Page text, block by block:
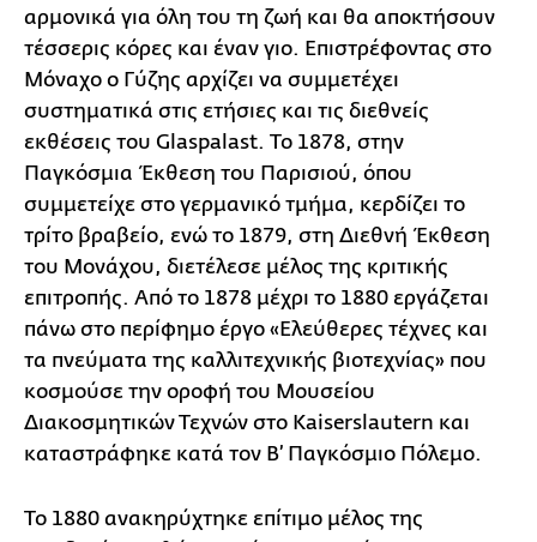
αρμονικά για όλη του τη ζωή και θα αποκτήσουν
τέσσερις κόρες και έναν γιο. Επιστρέφοντας στο
Μόναχο ο Γύζης αρχίζει να συμμετέχει
συστηματικά στις ετήσιες και τις διεθνείς
εκθέσεις του Glaspalast. Το 1878, στην
Παγκόσμια Έκθεση του Παρισιού, όπου
συμμετείχε στο γερμανικό τμήμα, κερδίζει το
τρίτο βραβείο, ενώ το 1879, στη Διεθνή Έκθεση
του Μονάχου, διετέλεσε μέλος της κριτικής
επιτροπής. Από το 1878 μέχρι το 1880 εργάζεται
πάνω στο περίφημο έργο «Ελεύθερες τέχνες και
τα πνεύματα της καλλιτεχνικής βιοτεχνίας» που
κοσμούσε την οροφή του Μουσείου
Διακοσμητικών Τεχνών στο Kaiserslautern και
καταστράφηκε κατά τον Β’ Παγκόσμιο Πόλεμο.
Το 1880 ανακηρύχτηκε επίτιμο μέλος της